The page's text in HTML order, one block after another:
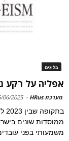
בלוגים
אפליה על רקע
מערכת HRus -
06/2025
ממוסדות שונים
משמעותי בפני